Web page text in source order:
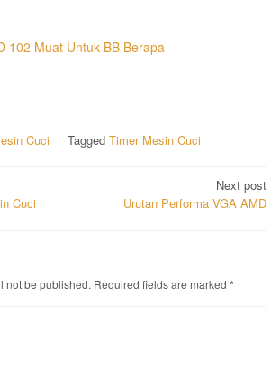
102 Muat Untuk BB Berapa
Cuci Tagged Timer Mesin Cuci
Cuci
Next post
Urutan Performa VGA AMD
not be published. Required fields are marked *